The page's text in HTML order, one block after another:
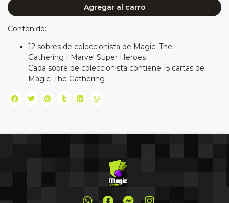
Agregar al carro
Contenido:
12 sobres de coleccionista de Magic: The
Gathering | Marvel Super Heroes
Cada sobre de coleccionista contiene 15 cartas de
Magic: The Gathering